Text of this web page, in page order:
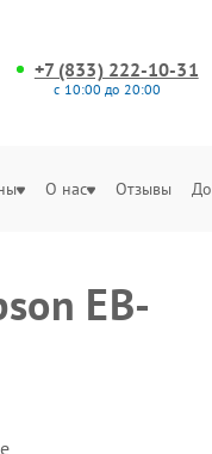
+7 (833) 222-10-31
с 10:00 до 20:00
О нас Отзывы
EB-